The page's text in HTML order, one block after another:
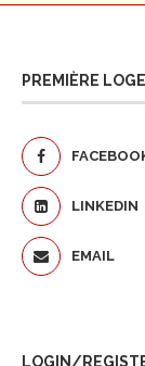
PREMIÈRE LOGE
LINKEDIN
EMAIL
LOGIN/